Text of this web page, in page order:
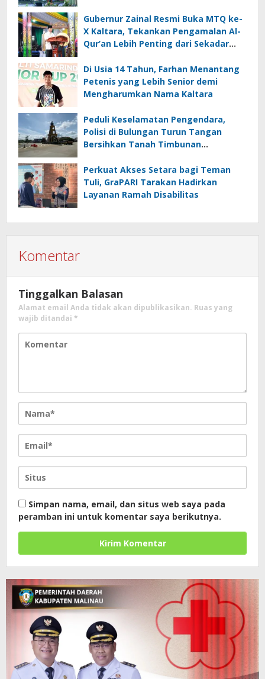
Gubernur Zainal Resmi Buka MTQ ke-
X Kaltara, Tekankan Pengamalan Al-
Qur’an Lebih Penting dari Sekadar
Di Usia 14 Tahun, Farhan Menantang
Petenis yang Lebih Senior demi
Mengharumkan Nama Kaltara
Peduli Keselamatan Pengendara,
Polisi di Bulungan Turun Tangan
Bersihkan Tanah Timbunan
Perkuat Akses Setara bagi Teman
Tuli, GraPARI Tarakan Hadirkan
Layanan Ramah Disabilitas
Komentar
Tinggalkan Balasan
Alamat email Anda tidak akan dipublikasikan. Ruas yang
wajib ditandai *
Simpan nama, email, dan situs web saya pada
peramban ini untuk komentar saya berikutnya.